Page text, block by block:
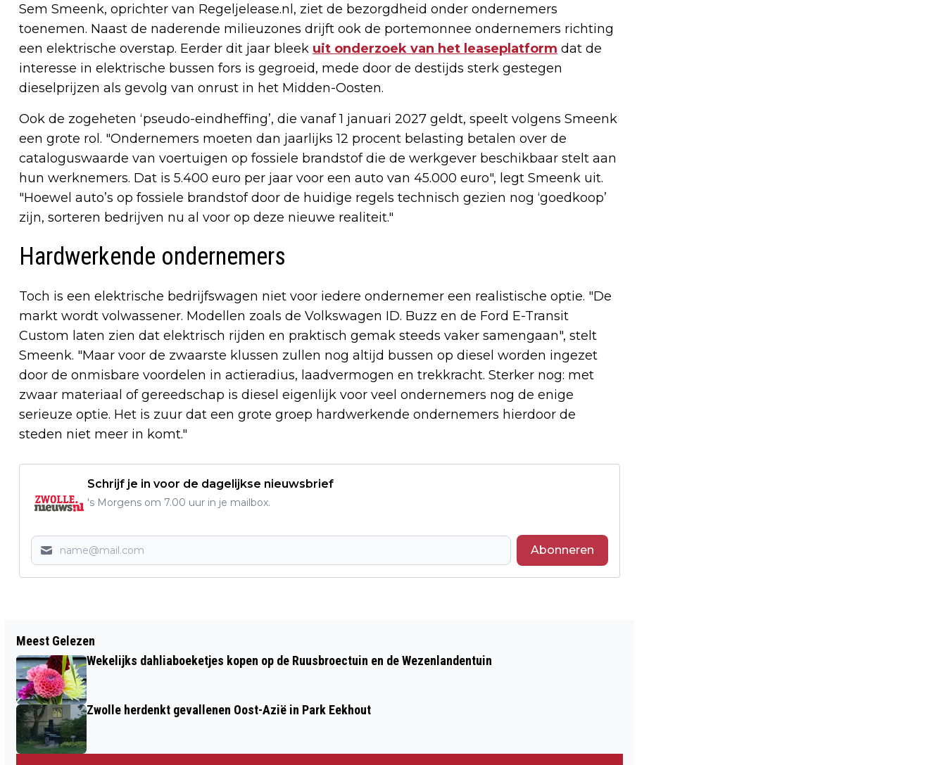
Sem Smeenk, oprichter van Regeljelease.nl, ziet de bezorgdheid onder ondernemers
toenemen. Naast de naderende milieuzones drijft ook de portemonnee ondernemers richting
een elektrische overstap. Eerder dit jaar bleek uit onderzoek van het leaseplatform dat de
interesse in elektrische bussen fors is gegroeid, mede door de destijds sterk gestegen
dieselprijzen als gevolg van onrust in het Midden-Oosten.
Ook de zogeheten ‘pseudo-eindheffing’, die vanaf 1 januari 2027 geldt, speelt volgens Smeenk
een grote rol. "Ondernemers moeten dan jaarlijks 12 procent belasting betalen over de
cataloguswaarde van voertuigen op fossiele brandstof die de werkgever beschikbaar stelt aan
hun werknemers. Dat is 5.400 euro per jaar voor een auto van 45.000 euro", legt Smeenk uit.
"Hoewel auto’s op fossiele brandstof door de huidige regels technisch gezien nog ‘goedkoop’
zijn, sorteren bedrijven nu al voor op deze nieuwe realiteit."
Hardwerkende ondernemers
Toch is een elektrische bedrijfswagen niet voor iedere ondernemer een realistische optie. "De
markt wordt volwassener. Modellen zoals de Volkswagen ID. Buzz en de Ford E-Transit
Custom laten zien dat elektrisch rijden en praktisch gemak steeds vaker samengaan", stelt
Smeenk. "Maar voor de zwaarste klussen zullen nog altijd bussen op diesel worden ingezet
door de onmisbare voordelen in actieradius, laadvermogen en trekkracht. Sterker nog: met
zwaar materiaal of gereedschap is diesel eigenlijk voor veel ondernemers nog de enige
serieuze optie. Het is zuur dat een grote groep hardwerkende ondernemers hierdoor de
steden niet meer in komt."
Schrijf je in voor de dagelijkse nieuwsbrief
's Morgens om 7.00 uur in je mailbox.
Abonneren
ZWOLSE JEUGDPROJECTEN KRIJGEN
41000 EURO VAN HET HERVORMD
WEESHUIS
KINDEREN LESSEN MOETEN MISSEN" EN
HITTEPLAN VOOR SCHOLEN
Meest Gelezen
Wekelijks dahliaboeketjes kopen op de Ruusbroectuin en de Wezenlandentuin
Zwolle herdenkt gevallenen Oost-Azië in Park Eekhout